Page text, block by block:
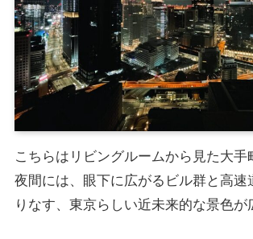
こちらはリビングルームから見た大手
夜間には、眼下に広がるビル群と高速
りなす、東京らしい近未来的な景色が